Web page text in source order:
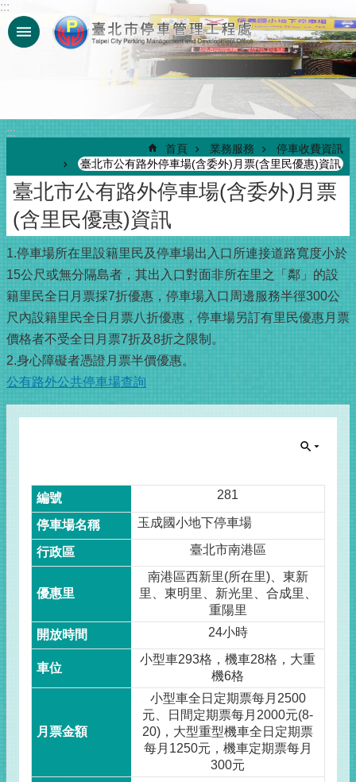
跳到主要內容區塊
:::
:::
首頁 業務服務
停車收費資訊
臺北市公有路外停車場(含委外)月票(含里民優惠)資訊
臺北市公有路外停車場(含委外)月票
(含里民優惠)資訊
1.停車場所在里設籍里民及停車場出入口所連接道路寬度小於
15公尺或無分隔島者，其出入口對面非所在里之「鄰」的設
籍里民全日月票採7折優惠，停車場入口周邊服務半徑300公
尺內設籍里民全日月票八折優惠，停車場另訂有里民優惠月票
價格者不受全日月票7折及8折之限制。
2.身心障礙者憑證月票半價優惠。
公有路外公共停車場查詢
281
玉成國小地下停車場
臺北市南港區
南港區西新里(所在里)、東新
里、東明里、新光里、合成里、
重陽里
24小時
小型車293格，機車28格，大重
機6格
小型車全日定期票每月2500
元、日間定期票每月2000元(8-
20)，大型重型機車全日定期票
每月1250元，機車定期票每月
300元